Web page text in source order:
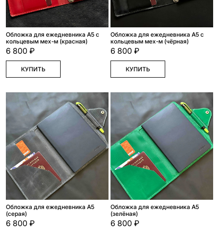
Обложка для ежедневника А5 с
кольцевым мех-м (красная)
6 800 ₽
КУПИТЬ
Обложка для ежедневника А5 с
кольцевым мех-м (чёрная)
6 800 ₽
КУПИТЬ
Обложка для ежедневника А5
(серая)
6 800 ₽
Обложка для ежедневника А5
(зелёная)
6 800 ₽